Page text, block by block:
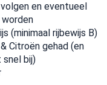
en eventueel
(minimaal rijbewijs B)
Citroën gehad (en
snel bij)